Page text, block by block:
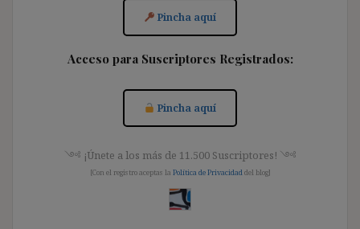
Pincha aquí
Acceso para Suscriptores Registrados:
Pincha aquí
༺ ¡Únete a los más de 11.500 Suscriptores! ༺
[Con el registro aceptas la Política de Privacidad del blog]